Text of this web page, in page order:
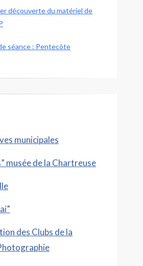
découverte du matériel de
séance : Pentecôte
municipales
musée de la Chartreuse
des Clubs de la